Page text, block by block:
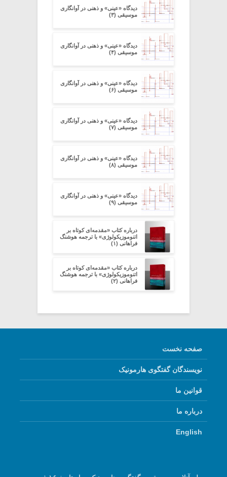
دیدگاه «عینی» و ذهنی در آوانگاری
موسیقی (۳)
دیدگاه «عینی» و ذهنی در آوانگاری
موسیقی (۴)
دیدگاه «عینی» و ذهنی در آوانگاری
موسیقی (۶)
دیدگاه «عینی» و ذهنی در آوانگاری
موسیقی (۷)
دیدگاه «عینی» و ذهنی در آوانگاری
موسیقی (۸)
دیدگاه «عینی» و ذهنی در آوانگاری
موسیقی (۹)
درباره کتاب «مقدمه‌ای کوتاه بر
اتنوموزیکولوژی» با ترجمه هوشنگ
فراهانی (۱)
درباره کتاب «مقدمه‌ای کوتاه بر
اتنوموزیکولوژی» با ترجمه هوشنگ
فراهانی (۲)
صفحه نخست
نویسندگان گفتگوی هارمونیک
قوانین ما
درباره ما
English